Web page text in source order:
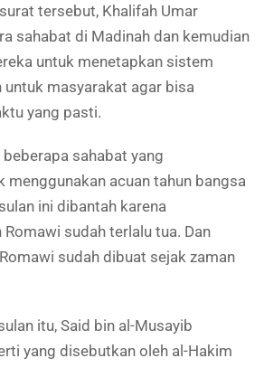
tersebut, Khalifah Umar
sahabat di Madinah dan kemudian
untuk menetapkan sistem
untuk masyarakat agar bisa
yang pasti.
beberapa sahabat yang
menggunakan acuan tahun bangsa
ini dibantah karena
sudah terlalu tua. Dan
sudah dibuat sejak zaman
itu, Said bin al-Musayib
yang disebutkan oleh al-Hakim